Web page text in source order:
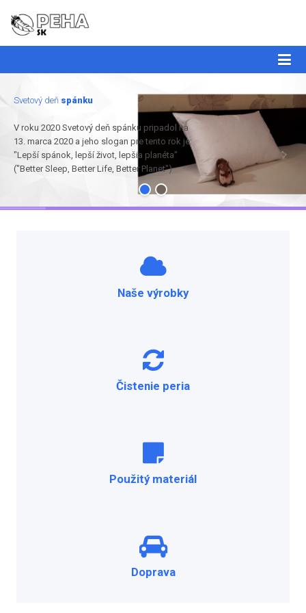
Svetový deň spánku
V roku 2020 Svetový deň spánku pripadol na
13. marca 2020 a jeho slogan pre tento rok je:
"Lepší spánok, lepší život, lepšia planéta"
("Better Sleep, Better Life, Better Planet")
Naše výrobky
Čistenie peria
Použitý materiál
Doprava